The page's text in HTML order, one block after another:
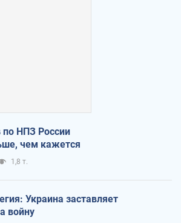
по НПЗ России
чем кажется
1,8 т.
Украина заставляет
войну